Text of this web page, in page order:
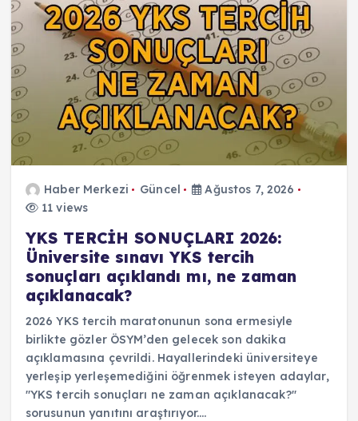
Haber Merkezi Güncel
Ağustos 7, 2026
11 views
YKS TERCİH SONUÇLARI 2026:
Üniversite sınavı YKS tercih
sonuçları açıklandı mı, ne zaman
açıklanacak?
2026 YKS tercih maratonunun sona ermesiyle
birlikte gözler ÖSYM’den gelecek son dakika
açıklamasına çevrildi. Hayallerindeki üniversiteye
yerleşip yerleşemediğini öğrenmek isteyen adaylar,
"YKS tercih sonuçları ne zaman açıklanacak?"
sorusunun yanıtını araştırıyor.…